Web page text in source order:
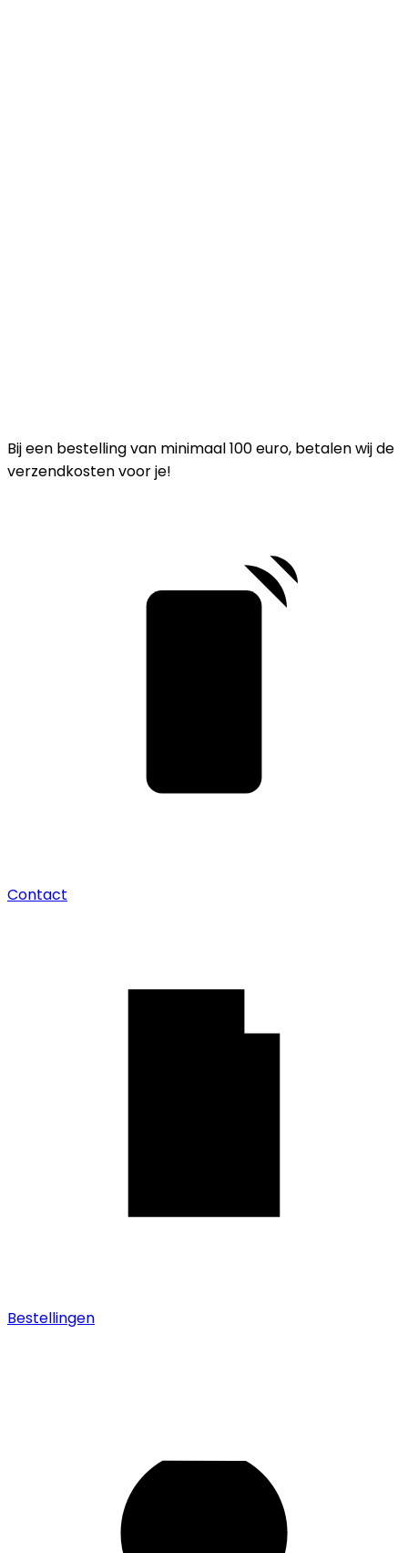
Bij een bestelling van minimaal 100 euro, betalen wij de
verzendkosten voor je!
Contact
Bestellingen